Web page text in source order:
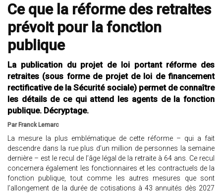
Ce que la réforme des retraites
prévoit pour la fonction
publique
La publication du projet de loi portant réforme des
retraites (sous forme de projet de loi de financement
rectificative de la Sécurité sociale) permet de connaître
les détails de ce qui attend les agents de la fonction
publique. Décryptage.
Par Franck Lemarc
La mesure la plus emblématique de cette réforme – qui a fait
descendre dans la rue plus d’un million de personnes la semaine
dernière – est le recul de l’âge légal de la retraite à 64 ans. Ce recul
concernera également les fonctionnaires et les contractuels de la
fonction publique, tout comme les autres mesures que sont
l’allongement de la durée de cotisations à 43 annuités dès 2027